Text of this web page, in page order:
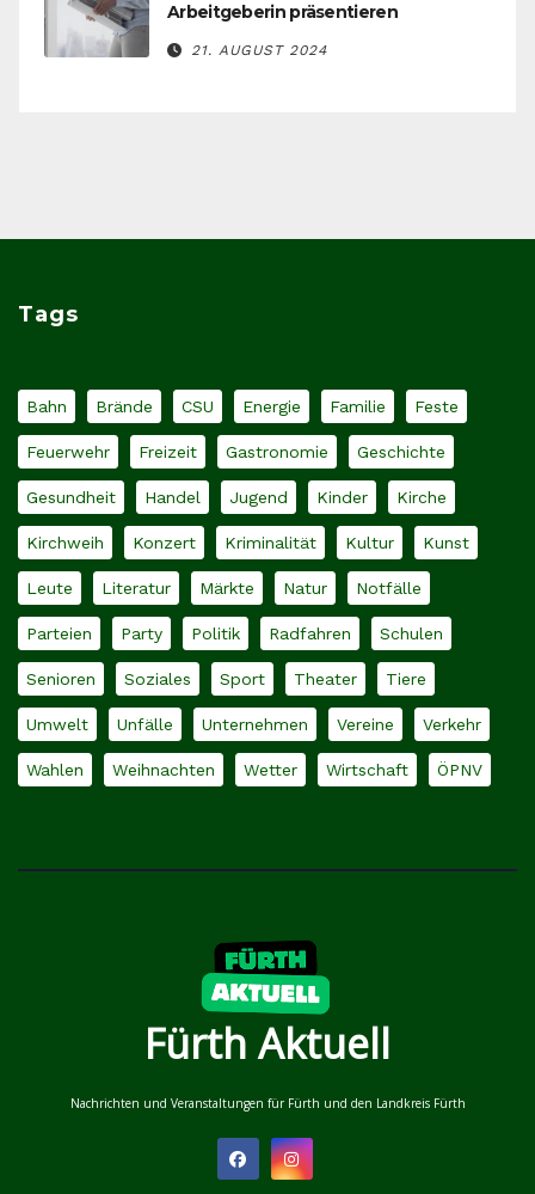
Arbeitgeberin präsentieren
21. AUGUST 2024
Tags
Bahn Brände CSU Energie Familie Feste
Feuerwehr Freizeit Gastronomie Geschichte
Gesundheit Handel Jugend Kinder Kirche
Kirchweih Konzert Kriminalität Kultur Kunst
Leute Literatur Märkte Natur Notfälle
Parteien Party Politik Radfahren Schulen
Senioren Soziales Sport Theater Tiere
Umwelt Unfälle Unternehmen Vereine Verkehr
Wahlen Weihnachten Wetter Wirtschaft ÖPNV
Fürth Aktuell
Nachrichten und Veranstaltungen für Fürth und den Landkreis Fürth